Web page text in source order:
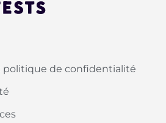
politique de confidentialité